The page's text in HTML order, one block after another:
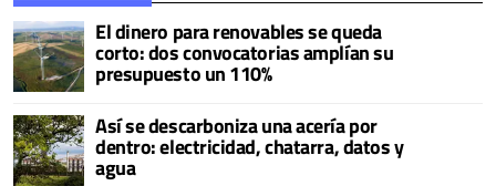
El dinero para renovables se queda
corto: dos convocatorias amplían su
presupuesto un 110%
Así se descarboniza una acería por
dentro: electricidad, chatarra, datos y
agua